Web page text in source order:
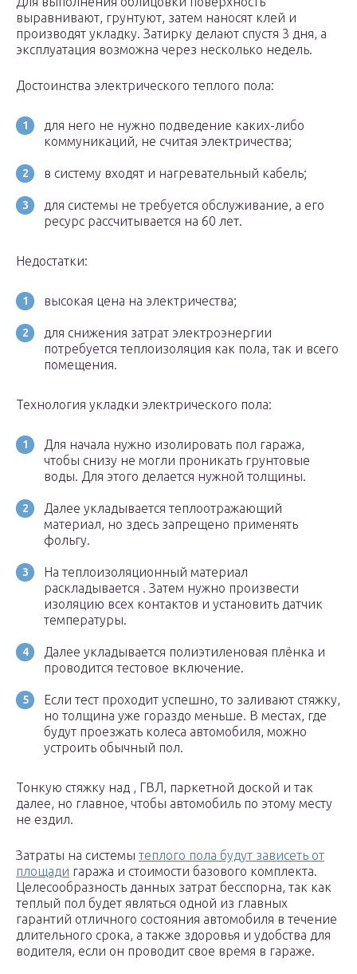
выравнивают, грунтуют, затем наносят клей и
производят укладку. Затирку делают спустя 3 дня, а
эксплуатация возможна через несколько недель.
Достоинства электрического теплого пола:
для него не нужно подведение каких-либо
коммуникаций, не считая электричества;
в систему входят и нагревательный кабель;
для системы не требуется обслуживание, а его
ресурс рассчитывается на 60 лет.
Недостатки:
высокая цена на электричества;
для снижения затрат электроэнергии
потребуется теплоизоляция как пола, так и всего
помещения.
Технология укладки электрического пола:
Для начала нужно изолировать пол гаража,
чтобы снизу не могли проникать грунтовые
воды. Для этого делается нужной толщины.
Далее укладывается теплоотражающий
материал, но здесь запрещено применять
фольгу.
На теплоизоляционный материал
раскладывается . Затем нужно произвести
изоляцию всех контактов и установить датчик
температуры.
Далее укладывается полиэтиленовая плёнка и
проводится тестовое включение.
Если тест проходит успешно, то заливают стяжку,
но толщина уже гораздо меньше. В местах, где
будут проезжать колеса автомобиля, можно
устроить обычный пол.
Тонкую стяжку над , ГВЛ, паркетной доской и так
далее, но главное, чтобы автомобиль по этому месту
не ездил.
Затраты на системы теплого пола будут зависеть от
площади гаража и стоимости базового комплекта.
Целесообразность данных затрат бесспорна, так как
теплый пол будет являться одной из главных
гарантий отличного состояния автомобиля в течение
длительного срока, а также здоровья и удобства для
водителя, если он проводит свое время в гараже.